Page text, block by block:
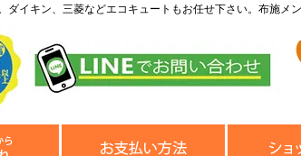
イキン、三菱などエコキュートもお任せ下さい。布施メ